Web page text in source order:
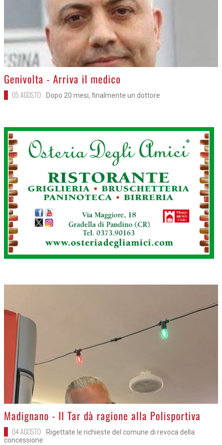
>
Genivolta - Arriva il medico
05 AGOSTO Dopo 20 mesi, finalmente un dottore
>Madignano - Il Tar dà ragione alla Polisportiva
04 AGOSTO
Rigettate le richieste del comune di revoca della
concessione